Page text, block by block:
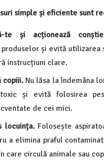
simple și eficiente sunt
te și acționează
și evită utilizarea
instrucțiuni clare.
copiii. Nu lăsa la îndemâna
și evită folosirea
de cei mici.
locuința.Folosește
a elimina praful
care circulă animale sau